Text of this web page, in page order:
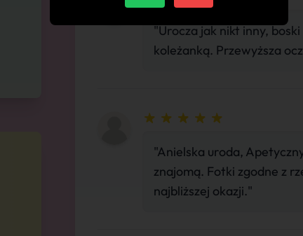
"Urocza jak nikt inny,
koleżanką. Przewyższa
"Anielska uroda,
znajomą. Fotki zgodne z
najbliższej okazji."